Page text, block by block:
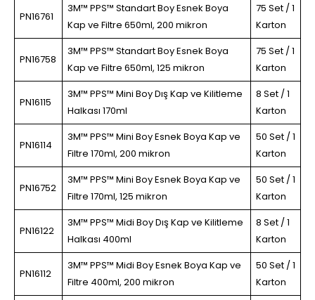
PN16761
3M™ PPS™ Standart Boy Esnek Boya
Kap ve Filtre 650ml, 200 mikron
75 Set / 1
Karton
PN16758
3M™ PPS™ Standart Boy Esnek Boya
Kap ve Filtre 650ml, 125 mikron
75 Set / 1
Karton
PN16115
3M™ PPS™ Mini Boy Dış Kap ve Kilitleme
Halkası 170ml
8 Set / 1
Karton
PN16114
3M™ PPS™ Mini Boy Esnek Boya Kap ve
Filtre 170ml, 200 mikron
50 Set / 1
Karton
PN16752
3M™ PPS™ Mini Boy Esnek Boya Kap ve
Filtre 170ml, 125 mikron
50 Set / 1
Karton
PN16122
3M™ PPS™ Midi Boy Dış Kap ve Kilitleme
Halkası 400ml
8 Set / 1
Karton
PN16112
3M™ PPS™ Midi Boy Esnek Boya Kap ve
Filtre 400ml, 200 mikron
50 Set / 1
Karton